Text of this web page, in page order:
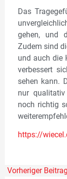
Das
gehen, und
Zudem sind
und auch die
verbessert
sehen kann.
nur
noch richtig
https://
Vorheriger Beitrag